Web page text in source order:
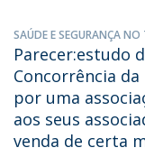
SAÚDE E SEGURANÇA NO
Parecer:estudo
Concorrência
por uma
aos seus
venda de certa